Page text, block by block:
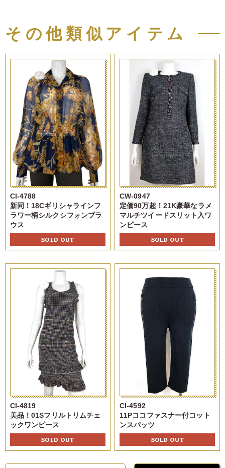
その他類似アイテム
CI-4788
新同！18Cギリシャラインフ
ラワー柄シルクシフォンブラ
ウス
SOLD OUT
CW-0947
定価90万超！21K豪華なラメ
マルチツイードスリット入ワ
ンピース
SOLD OUT
CI-4819
美品！01Sフリルトリムチェ
ックワンピース
SOLD OUT
CI-4592
11Pココファスナー付コット
ンスパッツ
SOLD OUT